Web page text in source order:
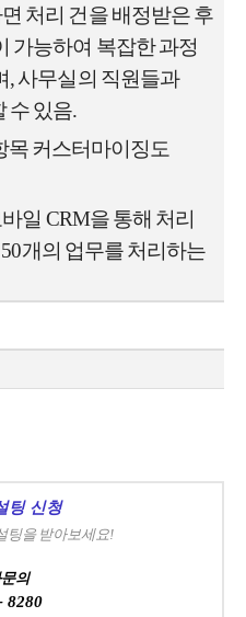
처리 건을 배정받은 후
가능하여 복잡한 과정
, 사무실의 직원들과
수있음.
목 커스터마이징도
일 CRM을 통해 처리
개의 업무를 처리하는
팅 신청
팅을 받아보세요!
의
8280